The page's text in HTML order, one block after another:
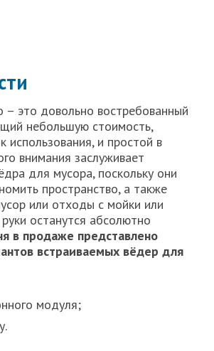
– это довольно востребованный
небольшую стоимость,
использования, и простой в
внимания заслуживает
для мусора, поскольку они
пространство, а также
или отходы с мойки или
останутся абсолютно
в продаже представлено
встраиваемых вёдер для
модуля;